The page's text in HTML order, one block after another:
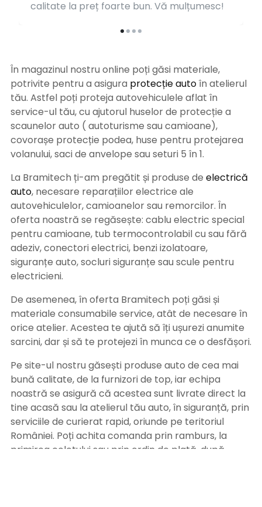
calitate la preț foarte bun. Vă mulțumesc!
În magazinul nostru online poți găsi materiale,
potrivite pentru a asigura protecție autoîn atelierul
tău. Astfel poți proteja autovehiculele aflat în
service-ul tău, cu ajutorul huselor de protecție a
scaunelor auto ( autoturisme sau camioane),
covorașe protecție podea, huse pentru protejarea
volanului, saci de anvelope sau seturi 5 în 1.
La Bramitech ți-am pregătit și produse de electrică
auto, necesare reparațiilor electrice ale
autovehiculelor, camioanelor sau remorcilor. În
oferta noastră se regăsește: cablu electric special
pentru camioane, tub termocontrolabil cu sau fără
adeziv, conectori electrici, benzi izolatoare,
siguranțe auto, socluri siguranțe sau scule pentru
electricieni.
De asemenea, în oferta Bramitech poți găsi și
materiale consumabile service, atât de necesare în
orice atelier. Acestea te ajută să îți ușurezi anumite
sarcini, dar și să te protejezi în munca ce o desfășori.
Pe site-ul nostru găsești produse auto de cea mai
bună calitate, de la furnizori de top, iar echipa
noastră se asigură că acestea sunt livrate direct la
tine acasă sau la atelierul tău auto, în siguranță, prin
serviciile de curierat rapid, oriunde pe teritoriul
României. Poți achita comanda prin ramburs, la
primirea coletului sau prin ordin de plată, după